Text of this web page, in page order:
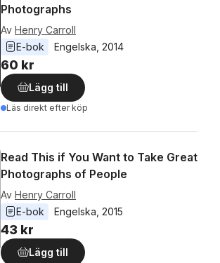
Photographs
Av Henry Carroll
E-bok
Engelska 2014
60 kr
Lägg till
Läs direkt efter köp
Read This if You Want to Take Great
Photographs of People
Av Henry Carroll
E-bok
Engelska 2015
43 kr
Lägg till